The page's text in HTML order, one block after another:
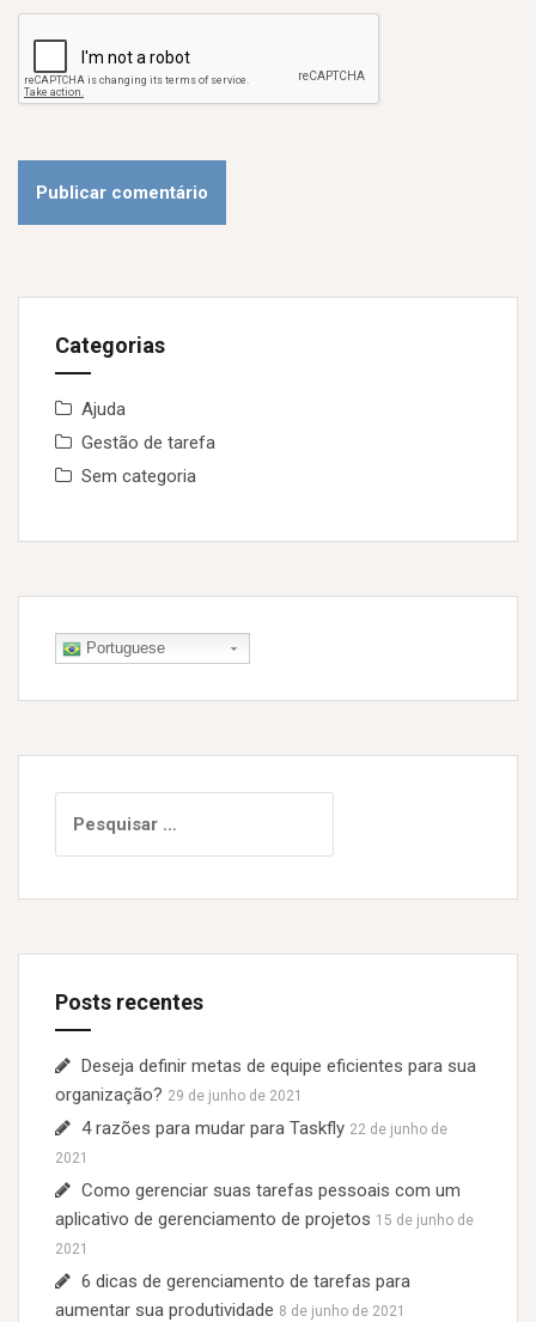
Categorias
Ajuda
Gestão de tarefa
Sem categoria
Portuguese
s
a
r
p
o
r
:
Posts recentes
Deseja definir metas de equipe eficientes para sua
organização? 29 de junho de 2021
4 razões para mudar para Taskfly 22 de junho de
2021
Como gerenciar suas tarefas pessoais com um
aplicativo de gerenciamento de projetos 15 de junho de
2021
6 dicas de gerenciamento de tarefas para
aumentar sua produtividade 8 de junho de 2021